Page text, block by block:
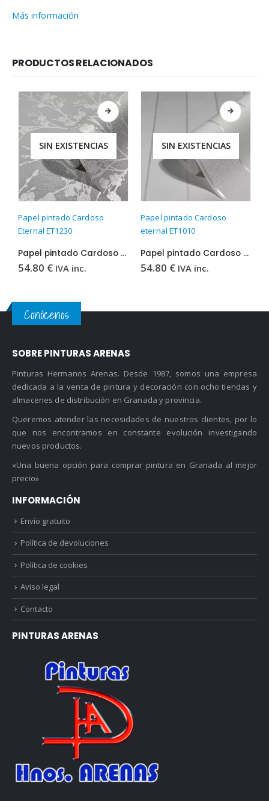
Más información
PRODUCTOS RELACIONADOS
SIN EXISTENCIAS
Papel pintado Cardoso
Eternal ET1230
Papel pintado Cardoso Eternal ET1230
54.80 € IVA inc.
SIN EXISTENCIAS
Papel pintado Cardoso
eternal ET1010
Papel pintado Cardoso eternal ET1010
54.80 € IVA inc.
Conócenos
SOBRE PINTURAS ARENAS
Pinturas Hermanos Arenas. Desde 1987, somos una empresa
dedicada a la venta de pintura y decoración con ocho tiendas y
almacenes de distribución en Granada y provincia.
Queremos atender las necesidades de nuestros clientes, por lo
que nos encontramos en constante evolución investigando
nuevos productos.
«Una buena opción para comprar pintura en Granada al mejor
precio»
INFORMACIÓN
Envío gratuito
Política de devoluciones
Política de cookies
Aviso legal
Contacto
PINTURAS ARENAS